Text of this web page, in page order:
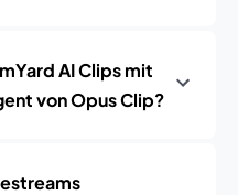
AI Clips mit
von Opus Clip?